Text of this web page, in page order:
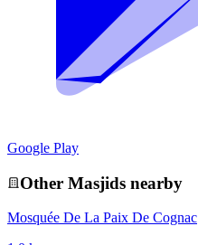
Google Play
Other Masjids nearby
Mosquée De La Paix De Cognac